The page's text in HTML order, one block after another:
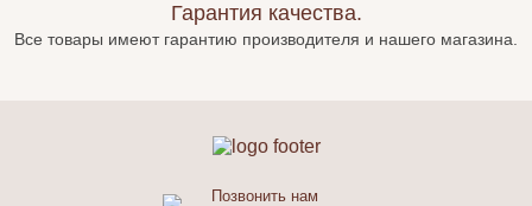
Гарантия качества.
Все товары имеют гарантию производителя и нашего магазина.
Позвонить нам